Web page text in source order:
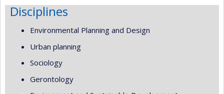
Disciplines
Environmental Planning and Design
Urban planning
Sociology
Gerontology